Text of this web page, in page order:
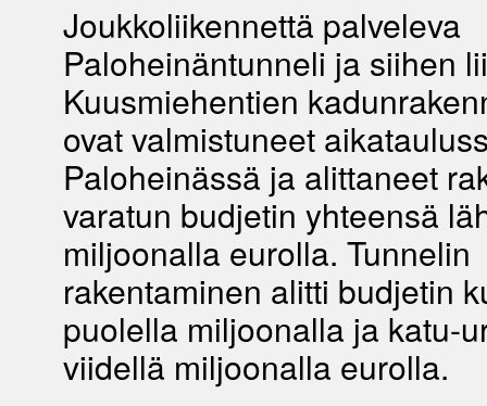
Joukkoliikennettä palveleva
Paloheinäntunneli ja siihen
Kuusmiehentien
ovat valmistuneet
Paloheinässä ja alittaneet
varatun budjetin yhteensä
miljoonalla eurolla. Tunnelin
rakentaminen alitti budjetin
puolella miljoonalla ja katu-
viidellä miljoonalla eurolla.